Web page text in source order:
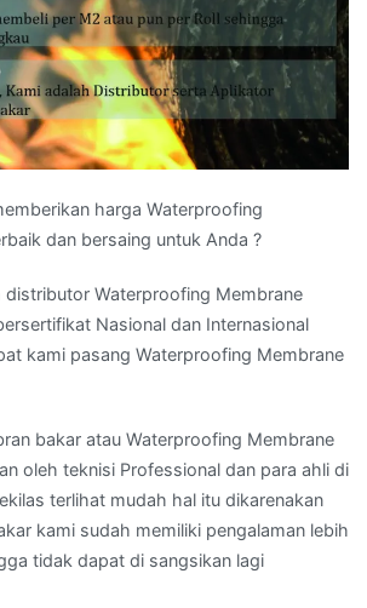
harga Waterproofing
dan bersaing untuk Anda ?
distributor Waterproofing Membrane
Nasional dan Internasional
kami pasang Waterproofing Membrane
bakar atau Waterproofing Membrane
oleh teknisi Professional dan para ahli di
terlihat mudah hal itu dikarenakan
kami sudah memiliki pengalaman lebih
tidak dapat di sangsikan lagi